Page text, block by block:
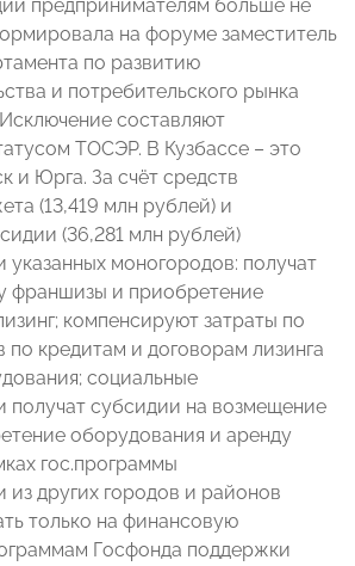
предпринимателям больше не
на форуме заместитель
по развитию
и потребительского рынка
составляют
ТОСЭР. В Кузбассе – это
и Юрга. За счёт средств
(13,419 млн рублей) и
(36,281 млн рублей)
указанных моногородов: получат
франшизы и приобретение
компенсируют затраты по
по кредитам и договорам лизинга
социальные
получат субсидии на возмещение
оборудования и аренду
гос.программы
из других городов и районов
только на финансовую
Госфонда поддержки